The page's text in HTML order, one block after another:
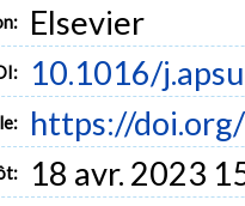
Elsevier
10.1016/
https://
18 avr. 2023